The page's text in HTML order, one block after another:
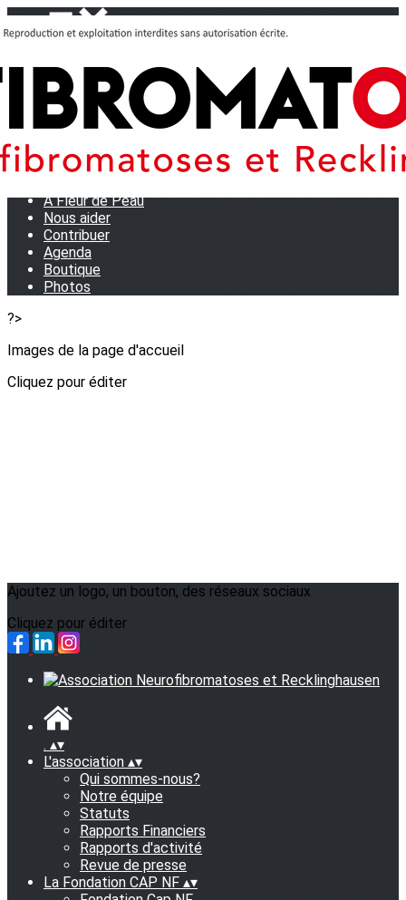
Menu
>
Journées Partage 2026 - La Rochelle
Les manifestations
Tom et son doudou
OSE TA VOIX
M.D.R. Expo
A Fleur de Peau
Nous aider
Contribuer
Agenda
Boutique
Photos
?>
Images de la page d'accueil
Cliquez pour éditer
Ajoutez un logo, un bouton, des réseaux sociaux
Cliquez pour éditer
. ▴▾
L'association ▴▾
Qui sommes-nous?
Notre équipe
Statuts
Rapports Financiers
Rapports d'activité
Revue de presse
La Fondation CAP NF ▴▾